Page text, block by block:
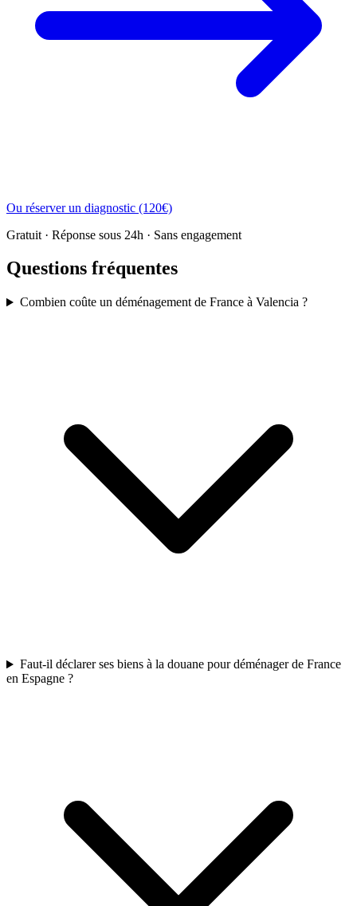
Ou réserver un diagnostic (120€)
Gratuit · Réponse sous 24h · Sans engagement
Questions fréquentes
Combien coûte un déménagement de France à Valencia ?
Faut-il déclarer ses biens à la douane pour déménager de France
en Espagne ?